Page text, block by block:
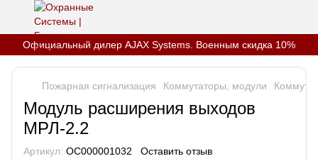
Официальный дилер AJAX Systems. Военным скидка 10%
Пожарная сигнализация Коммутаторы, модули
Модуль расширения выходов
МРЛ-2.2
Артикул: OC000001032 Оставить отзыв